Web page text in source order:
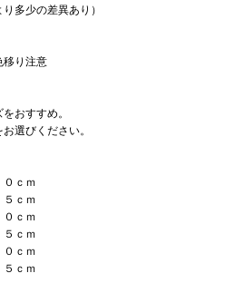
多少の差異あり）
移り注意
おすすめ。
選びください。
０ｃｍ
５ｃｍ
０ｃｍ
５ｃｍ
０ｃｍ
５ｃｍ